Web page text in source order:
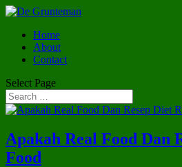
Home
About
Contact
Select Page
Apakah Real Food Dan
Food